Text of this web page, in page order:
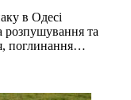
в Одесі
розпушування та
поглинання…